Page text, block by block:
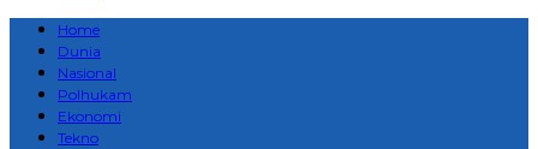
Home
Dunia
Nasional
Polhukam
Ekonomi
Tekno